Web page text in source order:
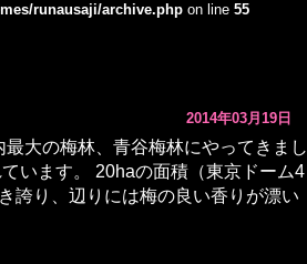
runausaji/archive.php on line 55
2014年03月19日
大の梅林、青谷梅林にやってきまし
います。 20haの面積（東京ドーム4
誇り、辺りには梅の良い香りが漂い